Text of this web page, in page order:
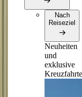
Nach
Reiseziel
Neuheiten
und
exklusive